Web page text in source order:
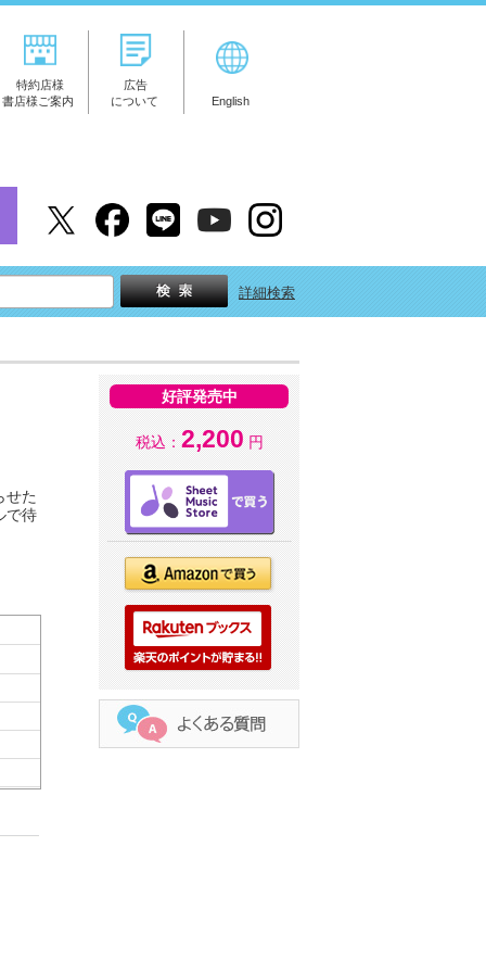
特約店様
書店様ご案内
広告
について
English
詳細検索
せた
で待
好評発売中
税込： 2,200 円